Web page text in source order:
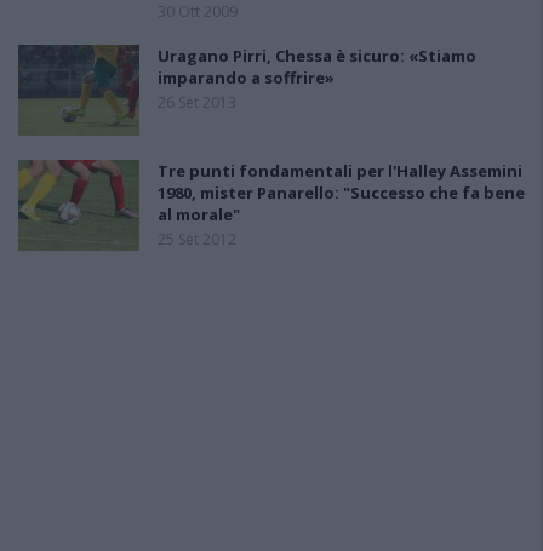
30 Ott 2009
Uragano Pirri, Chessa è sicuro: «Stiamo
imparando a soffrire»
26 Set 2013
Tre punti fondamentali per l'Halley Assemini
1980, mister Panarello: "Successo che fa bene
al morale"
25 Set 2012